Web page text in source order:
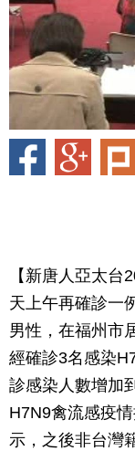
【新唐人亞太
天上午再確診一
男性，在福州市
經確診3名感染
診感染人數增加
H7N9禽流感疫
示，之後非台灣